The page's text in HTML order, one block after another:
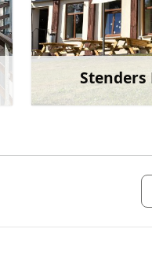
Stenders